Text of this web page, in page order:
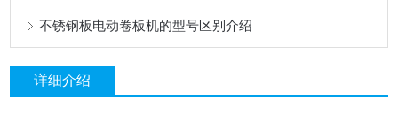
不锈钢板电动卷板机的型号区别介绍
详细介绍